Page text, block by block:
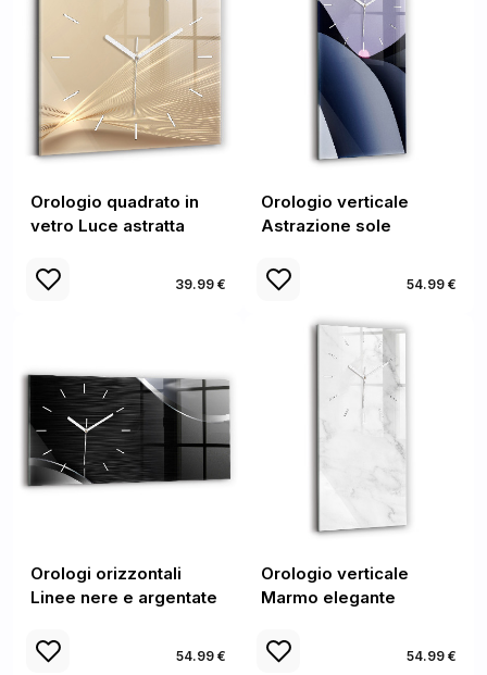
Orologio quadrato in
vetro Luce astratta
39.99 €
Orologio verticale
Astrazione sole
54.99 €
Orologi orizzontali
Linee nere e argentate
54.99 €
Orologio verticale
Marmo elegante
54.99 €